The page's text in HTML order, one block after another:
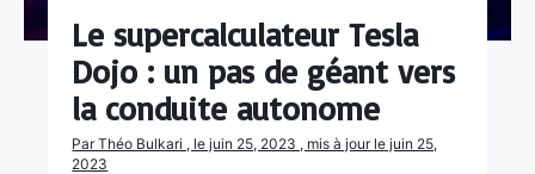
Le supercalculateur Tesla
Dojo : un pas de géant vers
la conduite autonome
Par Théo Bulkari , le juin 25, 2023 , mis à jour le juin 25,
2023